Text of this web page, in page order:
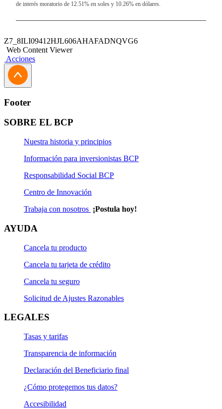
de interés moratorio de 12.51% en soles y 10.26% en dólares.
Z7_8ILI09412HJL606AHAFADNQVG6
Web Content Viewer
Acciones
Footer
SOBRE EL BCP
Nuestra historia y principios
Información para inversionistas BCP
Responsabilidad Social BCP
Centro de Innovación
Trabaja con nosotros ¡Postula hoy!
AYUDA
Cancela tu producto
Cancela tu tarjeta de crédito
Cancela tu seguro
Solicitud de Ajustes Razonables
LEGALES
Tasas y tarifas
Transparencia de información
Declaración del Beneficiario final
¿Cómo protegemos tus datos?
Accesibilidad